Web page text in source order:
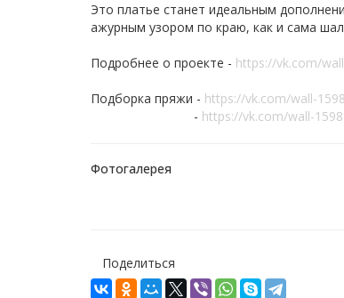
Это платье станет идеальным
ажурным узором по краю, как и сама
Подробнее о проекте - https://vk.com/
Подборка пряжи - https://vk.com/wall-
- https://vk.com/wall-
Фотогалерея
Поделиться